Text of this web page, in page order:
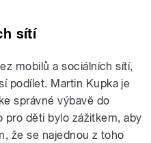
sítí
mobilů a sociálních sítí,
podílet. Martin Kupka je
správné výbavě do
pro děti bylo zážitkem, aby
že se najednou z toho